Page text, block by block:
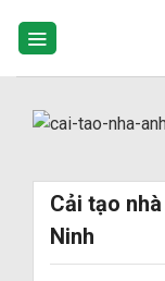
Cải tạo
Ninh